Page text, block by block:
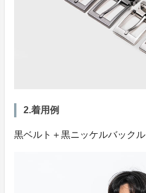
2.着用例
黒ベルト＋黒ニッケルバックル